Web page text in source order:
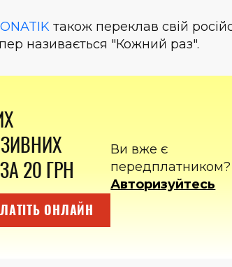
також переклав свій
називається "Кожний раз".
20 ГРН
ОНЛАЙН
Ви вже є
передплатником?
Авторизуйтесь